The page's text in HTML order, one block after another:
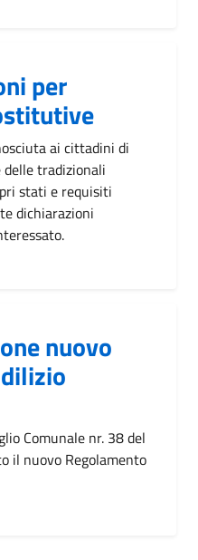
per
ai cittadini di
tradizionali
stati e requisiti
dichiarazioni
nuovo
Comunale nr. 38 del
il nuovo Regolamento